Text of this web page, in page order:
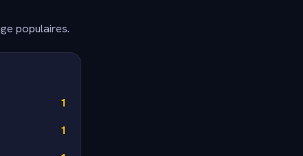
populaires.
1
1